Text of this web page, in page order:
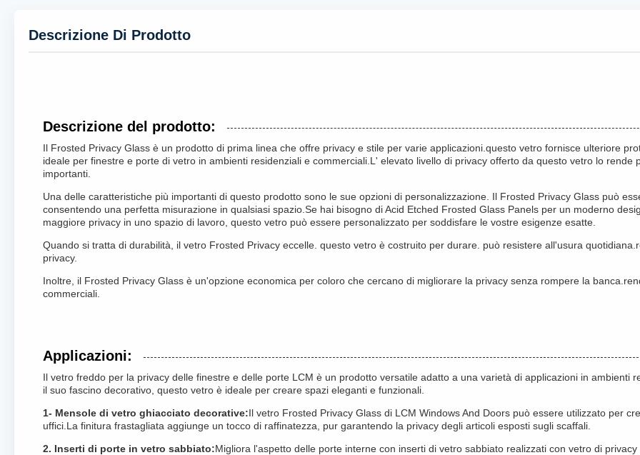
Descrizione Di Prodotto
Descrizione del prodotto:
Il Frosted Privacy Glass è un prodotto di prima linea che offre privacy e stile per varie applicazioni.questo vetro fornisce ulteriore
ideale per finestre e porte di vetro in ambienti residenziali e commerciali.L' elevato livello di privacy offerto da questo vetro lo
importanti.
Una delle caratteristiche più importanti di questo prodotto sono le sue opzioni di personalizzazione. Il Frosted Privacy Glass può
consentendo una perfetta misurazione in qualsiasi spazio.Se hai bisogno di Acid Etched Frosted Glass Panels per un moderno
maggiore privacy in uno spazio di lavoro, questo vetro può essere personalizzato per soddisfare le vostre esigenze esatte.
Quando si tratta di durabilità, il vetro Frosted Privacy eccelle. questo vetro è costruito per durare. può resistere all'usura
privacy.
Inoltre, il Frosted Privacy Glass è un'opzione economica per coloro che cercano di migliorare la privacy senza rompere la
commerciali.
Applicazioni:
Il vetro freddo per la privacy delle finestre e delle porte LCM è un prodotto versatile adatto a una varietà di applicazioni in ambienti
il suo fascino decorativo, questo vetro è ideale per creare spazi eleganti e funzionali.
1- Mensole di vetro ghiacciato decorative:Il vetro Frosted Privacy Glass di LCM Windows And Doors può essere utilizzato per
uffici.La finitura frastagliata aggiunge un tocco di raffinatezza, pur garantendo la privacy degli articoli esposti sugli scaffali.
2. Inserti di porte in vetro sabbiato:Migliora l'aspetto delle porte interne con inserti di vetro sabbiato realizzati con vetro di